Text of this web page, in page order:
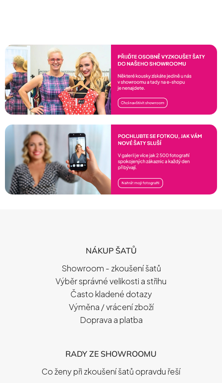
NÁKUP ŠATŮ
Showroom - zkoušení šatů
Výběr správné velikosti a střihu
Často kladené dotazy
Výměna / vrácení zboží
Doprava a platba
RADY ZE SHOWROOMU
Co ženy při zkoušení šatů opravdu řeší